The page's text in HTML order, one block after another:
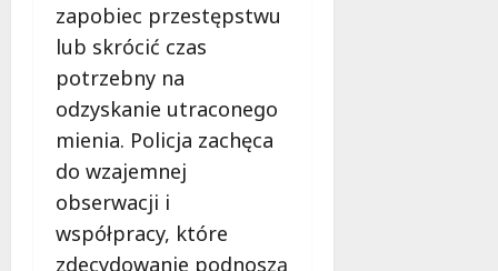
zapobiec przestępstwu
lub skrócić czas
potrzebny na
odzyskanie utraconego
mienia. Policja zachęca
do wzajemnej
obserwacji i
współpracy, które
zdecydowanie podnoszą